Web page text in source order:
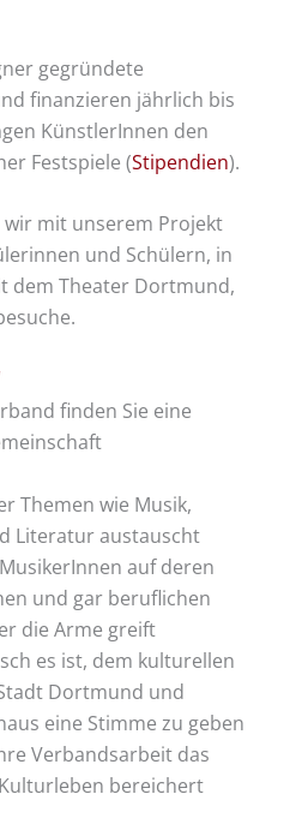
gegründete
finanzieren jährlich bis
KünstlerInnen den
Festspiele (Stipendien).
mit unserem Projekt
und Schülern, in
dem Theater Dortmund,
finden Sie eine
Themen wie Musik,
Literatur austauscht
auf deren
und gar beruflichen
die Arme greift
es ist, dem kulturellen
Dortmund und
eine Stimme zu geben
Verbandsarbeit das
bereichert